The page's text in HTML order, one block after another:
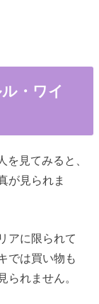
・ワイ
見てみると、
が見られま
アに限られて
では買い物も
られません。